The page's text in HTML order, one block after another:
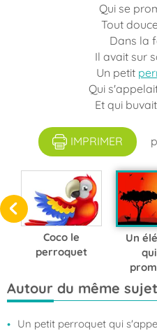
Qui se
Tout
Dans la
Il avait sur
Un petit
Qui
Et qui
IMPRIMER
Coco le
perroquet
Un
Autour du même sujet
Un petit perroquet qui